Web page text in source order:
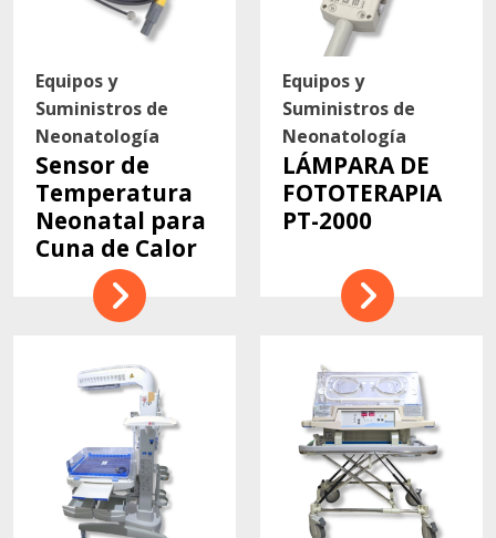
Equipos y
Suministros de
Neonatología
Sensor de
Temperatura
Neonatal para
Cuna de Calor
Equipos y
Suministros de
Neonatología
LÁMPARA DE
FOTOTERAPIA
PT-2000